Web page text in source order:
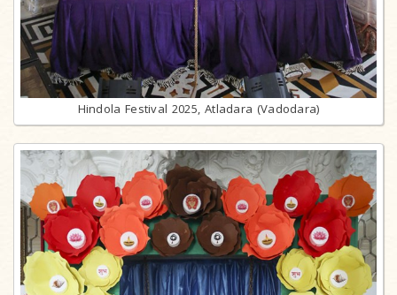
Hindola Festival 2025, Atladara (Vadodara)